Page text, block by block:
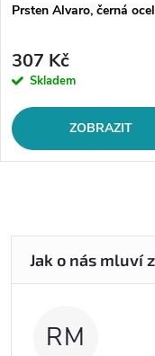
Prsten Alvaro, černá ocel
307 Kč
Skladem
ZOBRAZIT
RM